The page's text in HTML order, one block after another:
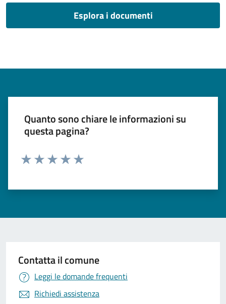
Esplora i documenti
Quanto sono chiare le informazioni su
questa pagina?
Contatta il comune
Leggi le domande frequenti
Richiedi assistenza